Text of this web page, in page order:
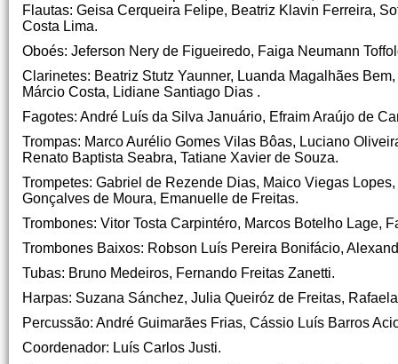
Flautas: Geisa Cerqueira Felipe, Beatriz Klavin Ferreira,
Costa Lima.
Oboés: Jeferson Nery de Figueiredo, Faiga Neumann
Clarinetes: Beatriz Stutz Yaunner, Luanda Magalhães
Márcio Costa, Lidiane Santiago Dias .
Fagotes: André Luís da Silva Januário, Efraim Araújo de
Trompas: Marco Aurélio Gomes Vilas Bôas, Luciano
Renato Baptista Seabra, Tatiane Xavier de Souza.
Trompetes: Gabriel de Rezende Dias, Maico Viegas
Gonçalves de Moura, Emanuelle de Freitas.
Trombones: Vitor Tosta Carpintéro, Marcos Botelho Lage,
Trombones Baixos: Robson Luís Pereira Bonifácio,
Tubas: Bruno Medeiros, Fernando Freitas Zanetti.
Harpas: Suzana Sánchez, Julia Queiróz de Freitas,
Percussão: André Guimarães Frias, Cássio Luís Barros
Coordenador: Luís Carlos Justi.